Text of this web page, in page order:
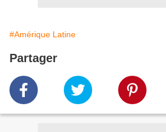
#Amérique Latine
Partager